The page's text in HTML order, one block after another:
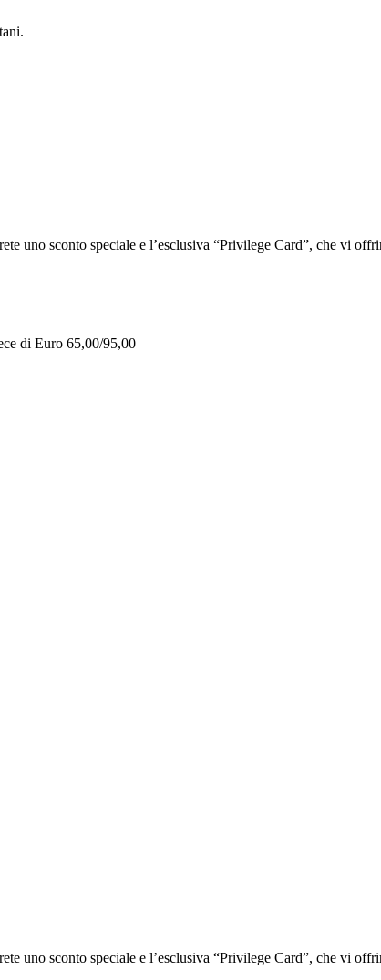
uno sconto speciale e l’esclusiva “Privilege Card”, che vi
di Euro 65,00/95,00
uno sconto speciale e l’esclusiva “Privilege Card”, che vi